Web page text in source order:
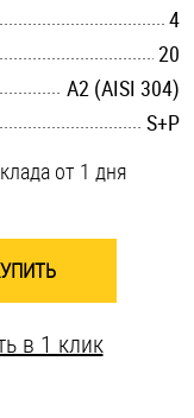
4
20
А2 (AISI 304)
S+P
от 1 дня
в 1 клик